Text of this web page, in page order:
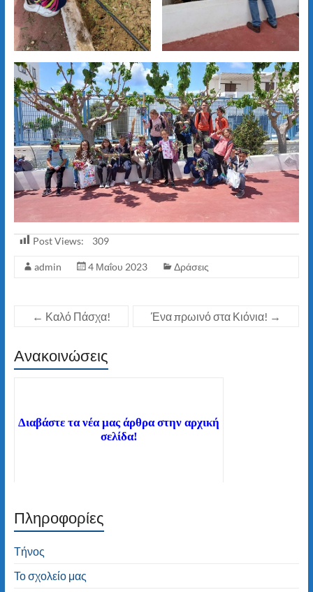
Post Views: 309
admin 4 Μαΐου 2023 Δράσεις
← Καλό Πάσχα! Ένα πρωινό στα Κιόνια! →
Ανακοινώσεις
Καλώς ήλθατε στον ιστότοπο του 2ου
Δημοτικού Σχολείου Τήνου! Καλή
Διαβάστε τα νέα μας άρθρα στην αρχική
σελίδα!
Πληροφορίες
Τήνος
Το σχολείο μας